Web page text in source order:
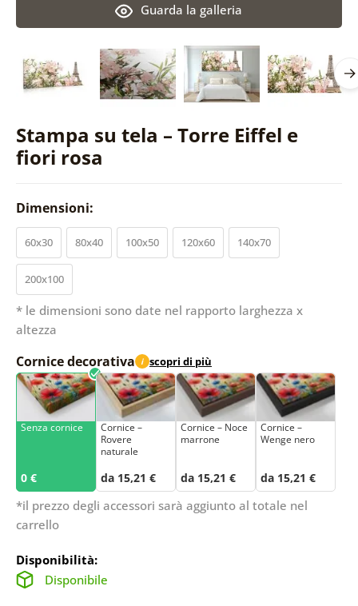
Stampa su tela – Torre Eiffel e
fiori rosa
Guarda la galleria
Dimensioni:
60x30 80x40 100x50 120x60 140x70
200x100
* le dimensioni sono date nel rapporto larghezza x
altezza
Cornice decorativa i scopri di più
Senza cornice
0 €
Cornice –
Rovere
naturale
da 15,21 €
Cornice – Noce
marrone
da 15,21 €
Cornice –
Wenge nero
da 15,21 €
*il prezzo degli accessori sarà aggiunto al totale nel
carrello
Disponibilità:
Disponibile